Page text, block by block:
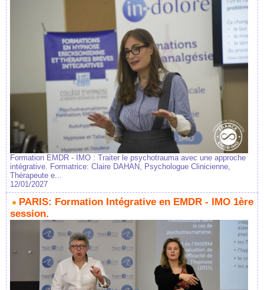
Formation EMDR - IMO : Traiter le psychotrauma avec une approche
intégrative. Formatrice: Claire DAHAN, Psychologue Clinicienne,
Thérapeute e...
12/01/2027
PARIS: Formation Intégrative en EMDR - IMO 1ère
session.